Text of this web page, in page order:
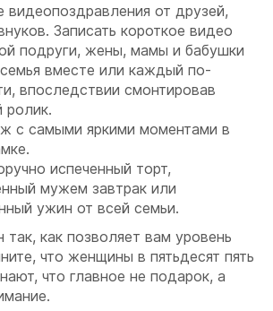
видеопоздравления от друзей,
Записать короткое видео
подруги, жены, мамы и бабушки
вместе или каждый по-
впоследствии смонтировав
ролик.
с самыми яркими моментами в
испеченный торт,
мужем завтрак или
ужин от всей семьи.
как позволяет вам уровень
что женщины в пятьдесят пять
что главное не подарок, а